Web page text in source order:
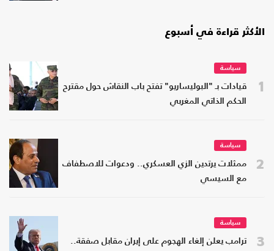
الأكثر قراءة في أسبوع
1
سياسة
قيادات بـ "البوليساريو" تفتح باب النقاش حول مقترح
الحكم الذاتي المغربي
2
سياسة
ممثلات يرتدين الزي العسكري.. ودعوات للاصطفاف
مع السيسي
3
سياسة
ترامب يعلن إلغاء الهجوم على إيران مقابل صفقة..